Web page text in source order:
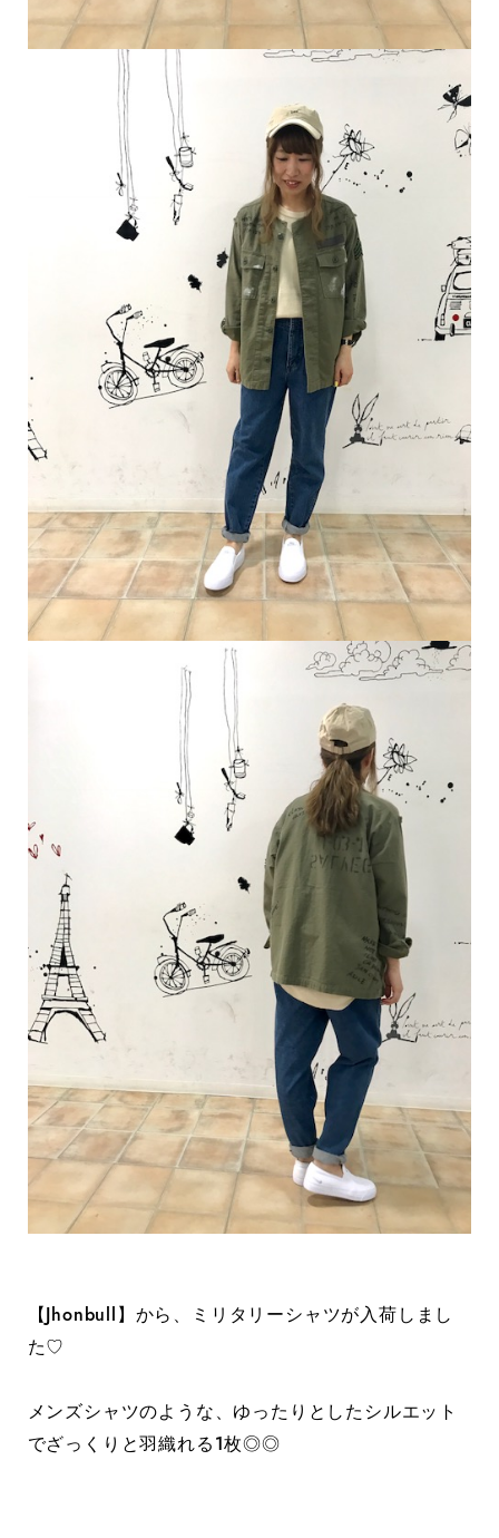
【Jhonbull】から、ミリタリーシャツが入荷しまし
た♡
メンズシャツのような、ゆったりとしたシルエット
でざっくりと羽織れる1枚◎◎